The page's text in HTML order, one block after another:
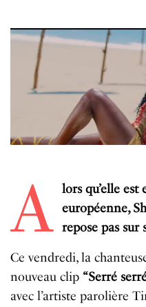
A lors qu’elle
européenne,
repose pas sur
Ce vendredi, la
nouveau clip “Serré
avec l’artiste parolière